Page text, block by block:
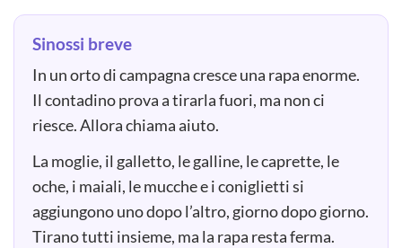
Sinossi breve
In un orto di campagna cresce una rapa enorme.
Il contadino prova a tirarla fuori, ma non ci
riesce. Allora chiama aiuto.
La moglie, il galletto, le galline, le caprette, le
oche, i maiali, le mucche e i coniglietti si
aggiungono uno dopo l’altro, giorno dopo giorno.
Tirano tutti insieme, ma la rapa resta ferma.